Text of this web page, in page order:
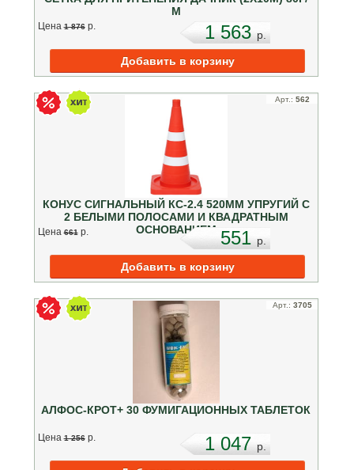
М
Цена 1 876 p. 1 563p.
Арт.: 562
КОНУС СИГНАЛЬНЫЙ КС-2.4 520ММ УПРУГИЙ С
2 БЕЛЫМИ ПОЛОСАМИ И КВАДРАТНЫМ
ОСНОВАНИЕМ
Цена 661 p. 551p.
Арт.: 3705
АЛФОС-КРОТ+ 30 ФУМИГАЦИОННЫХ ТАБЛЕТОК
Цена 1 256 p. 1 047p.